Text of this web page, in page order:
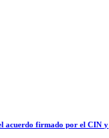
acuerdo firmado por el CIN y